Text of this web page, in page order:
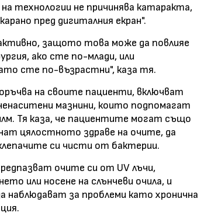
технологии не причинява катаракта,
пред дигиталния екран".
защото това може да повлияе
ако сте по-млади, или
сте по-възрастни", каза тя.
на своите пациенти, включват
мазнини, които подпомагат
Тя каза, че пациентите могат също
цялостното здраве на очите, да
си чисти от бактерии.
очите си от UV лъчи,
или носене на слънчеви очила, и
наблюдават за проблеми като хронична